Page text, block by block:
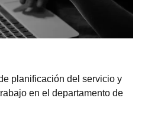
planificación del servicio y
en el departamento de